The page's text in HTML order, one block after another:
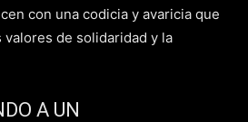
con una codicia y avaricia que
de solidaridad y la
A UN